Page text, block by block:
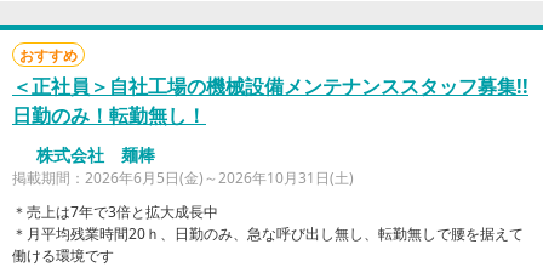
おすすめ
＜正社員＞自社工場の機械設備メンテナンススタッフ募集!!
日勤のみ！転勤無し！
株式会社 麺棒
掲載期間：2026年6月5日(金)～2026年10月31日(土)
＊売上は7年で3倍と拡大成長中
＊月平均残業時間20ｈ、日勤のみ、急な呼び出し無し、転勤無しで腰を据えて
働ける環境です